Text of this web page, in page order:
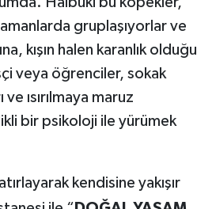
gruplaşıyorlar ve
kışın halen karanlık olduğu
veya öğrenciler, sokak
ısırılmaya maruz
bir psikoloji ile yürümek
kendisine yakışır